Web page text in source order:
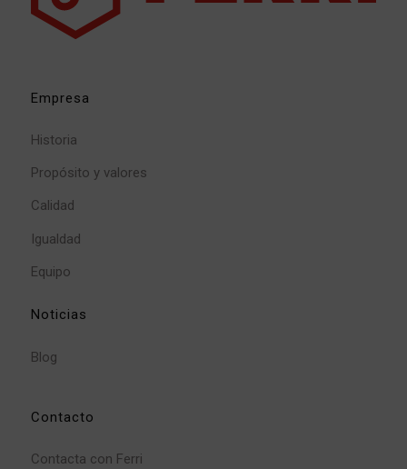
Empresa
Historia
Propósito y valores
Calidad
Igualdad
Equipo
Noticias
Blog
Contacto
Contacta con Ferri